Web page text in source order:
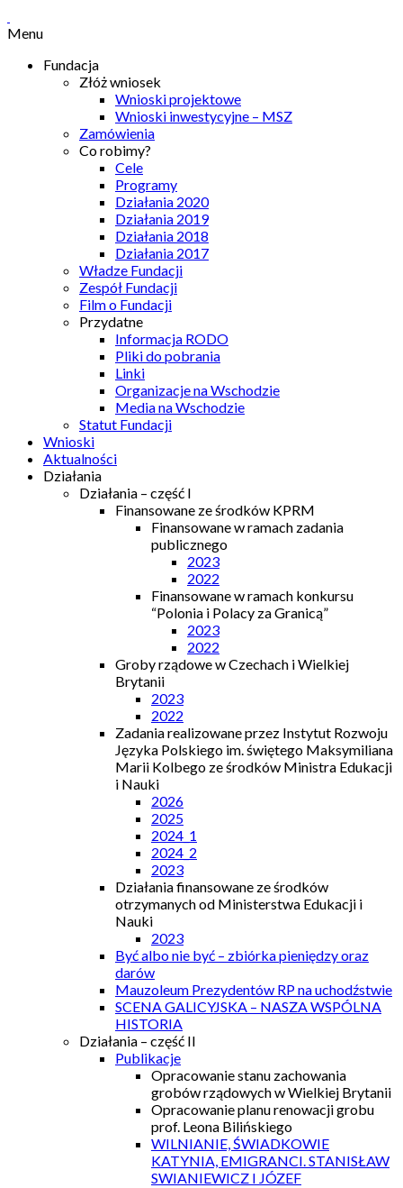
Menu
Fundacja
Złóż wniosek
Wnioski projektowe
Wnioski inwestycyjne – MSZ
Zamówienia
Co robimy?
Cele
Programy
Działania 2020
Działania 2019
Działania 2018
Działania 2017
Władze Fundacji
Zespół Fundacji
Film o Fundacji
Przydatne
Informacja RODO
Pliki do pobrania
Linki
Organizacje na Wschodzie
Media na Wschodzie
Statut Fundacji
Wnioski
Aktualności
Działania
Działania – część I
Finansowane ze środków KPRM
Finansowane w ramach zadania
publicznego
2023
2022
Finansowane w ramach konkursu
“Polonia i Polacy za Granicą”
2023
2022
Groby rządowe w Czechach i Wielkiej
Brytanii
2023
2022
Zadania realizowane przez Instytut Rozwoju
Języka Polskiego im. świętego Maksymiliana
Marii Kolbego ze środków Ministra Edukacji
i Nauki
2026
2025
2024_1
2024_2
2023
Działania finansowane ze środków
otrzymanych od Ministerstwa Edukacji i
Nauki
2023
Być albo nie być – zbiórka pieniędzy oraz
darów
Mauzoleum Prezydentów RP na uchodźstwie
SCENA GALICYJSKA – NASZA WSPÓLNA
HISTORIA
Działania – część II
Publikacje
Opracowanie stanu zachowania
grobów rządowych w Wielkiej Brytanii
Opracowanie planu renowacji grobu
prof. Leona Bilińskiego
WILNIANIE, ŚWIADKOWIE
KATYNIA, EMIGRANCI. STANISŁAW
SWIANIEWICZ I JÓZEF